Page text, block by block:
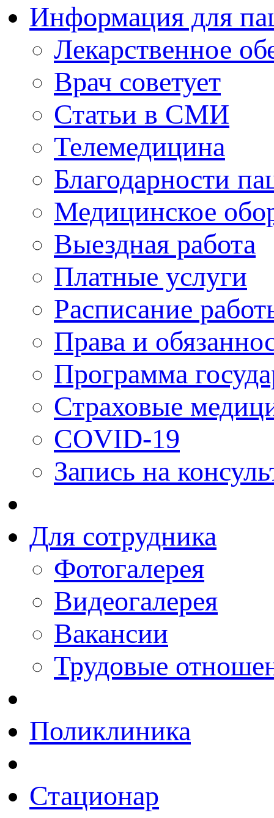
Информация для
Лекарственное
Врач советует
Статьи в СМИ
Телемедицина
Благодарности
Медицинское
Выездная работа
Платные услуги
Расписание
Права и
Программа
Страховые
COVID-19
Запись на
Для сотрудника
Фотогалерея
Видеогалерея
Вакансии
Трудовые
Поликлиника
Стационар